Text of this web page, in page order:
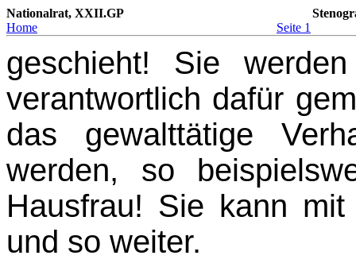
Nationalrat, XXII.GP
Home
Seite 1
geschieht! Sie
verantwortlich dafür
das gewalttätige
werden, so
Hausfrau! Sie kann
und so weiter.